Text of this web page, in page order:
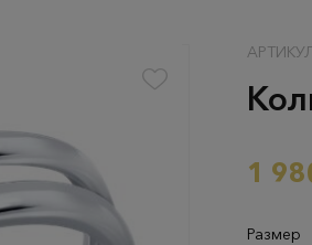
1
Размер